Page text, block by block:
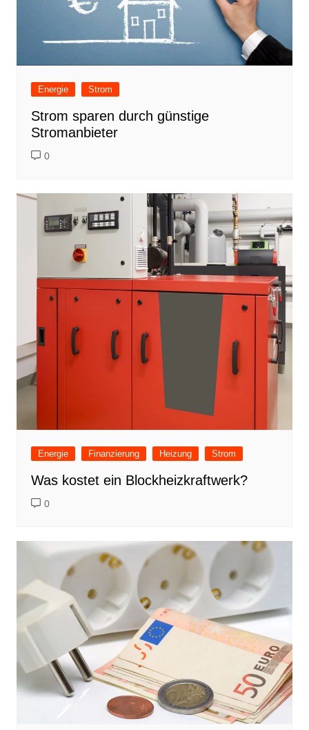
Energie Strom
Strom sparen durch günstige
Stromanbieter
0
Energie Finanzierung Heizung Strom
Was kostet ein Blockheizkraftwerk?
0